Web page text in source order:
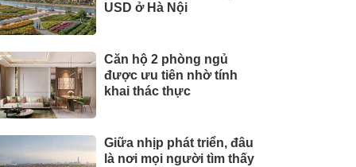
USD ở Hà Nội
Căn hộ 2 phòng ngủ
được ưu tiên nhờ tính
khai thác thực
Giữa nhịp phát triển, đâu
là nơi mọi người tìm thấy